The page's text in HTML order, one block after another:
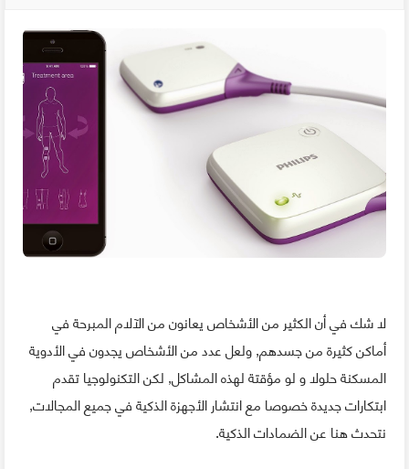
لا شك في أن الكثير من الأشخاص يعانون من الآلام المبرحة في
أماكن كثيرة من جسدهم, ولعل عدد من الأشخاص يجدون في الأدوية
المسكنة حلولا و لو مؤقتة لهذه المشاكل, لكن التكنولوجيا تقدم
ابتكارات جديدة خصوصا مع انتشار الأجهزة الذكية في جميع المجالات,
نتحدث هنا عن الضمادات الذكية.